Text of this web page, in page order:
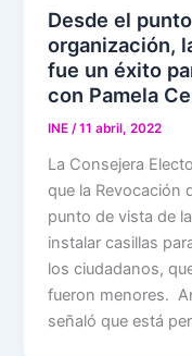
Desde el
organización,
fue un éxito
con Pamela
INE/11 abril, 2022
La Consejera
que la Revocación
punto de vista de
instalar casillas
los ciudadanos,
fueron menores.
señaló que está